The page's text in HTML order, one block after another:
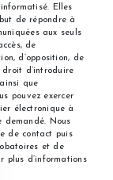
Elles
de répondre à
aux seuls
de
d’opposition, de
d’introduire
que
pouvez exercer
électronique à
demandé. Nous
de contact puis
et de
plus d’informations